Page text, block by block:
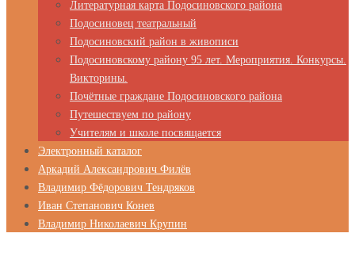
Литературная карта Подосиновского района
Подосиновец театральный
Подосиновский район в живописи
Подосиновскому району 95 лет. Мероприятия. Конкурсы.
Викторины.
Почётные граждане Подосиновского района
Путешествуем по району
Учителям и школе посвящается
Электронный каталог
Аркадий Александрович Филёв
Владимир Фёдорович Тендряков
Иван Степанович Конев
Владимир Николаевич Крупин